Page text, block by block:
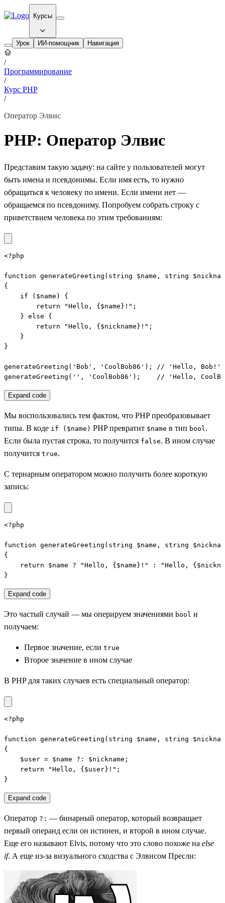
Курсы
Урок ИИ-помощник Навигация
/
Программирование
/
Курс PHP
/
Оператор Элвис
PHP: Оператор Элвис
Представим такую задачу: на сайте у пользователей могут
быть имена и псевдонимы. Если имя есть, то нужно
обращаться к человеку по имени. Если имени нет —
обращаемся по псевдониму. Попробуем собрать строку с
приветствием человека по этим требованиям:
<?php
function generateGreeting(string $name, string
{
    if ($name) {
        return "Hello, {$name}!";
    } else {
        return "Hello, {$nickname}!";
    }
}
generateGreeting('Bob', 'CoolBob86'); // 'Hello, Bob!'
generateGreeting('', 'CoolBob86');    // 'Hello,
Expand code
Мы воспользовались тем фактом, что PHP преобразовывает
типы. В коде if ($name) PHP превратит $name в тип bool .
Если была пустая строка, то получится false. В ином случае
получится true.
С тернарным оператором можно получить более короткую
запись:
<?php
function generateGreeting(string $name, string
{
return $name ? "Hello, {$name}!" : "Hello,
}
Expand code
Это частый случай — мы оперируем значениями bool и
получаем:
Первое значение, если true
Второе значение в ином случае
В PHP для таких случаев есть специальный оператор:
<?php
function generateGreeting(string $name, string
{
    $user = $name ?: $nickname;
    return "Hello, {$user}!";
}
Expand code
Оператор ?: — бинарный оператор, который возвращает
первый операнд если он истинен, и второй в ином случае.
Еще его называют Elvis, потому что это слово похоже на else
if. А еще из-за визуального сходства с Элвисом Пресли: